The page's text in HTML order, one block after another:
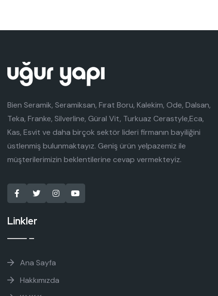
Bien Seramik, Seramiksan, Fırat Boru, Kalekim, Ode, Dalsan,
Teka, Franke, Silverline, Güral Vit, Turkuaz Cerastyle,Eca,
Kas, Esvit ve daha birçok sektör lideri firmanın bayiliğini
üstlenmiş bulunmaktayız. Geniş ürün yelpazemiz ile
müşterilerimizin beklentilerine cevap vermekteyiz.
Linkler
Ana Sayfa
Hakkımızda